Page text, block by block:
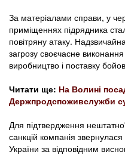
За матеріалами справи, у
приміщеннях підрядника
повітряну атаку.
загрозу своєчасне
виробництво і поставку
Читати ще: На Волині
Держпродспоживслужби
Для підтвердження
санкцій компанія
України за відповідним